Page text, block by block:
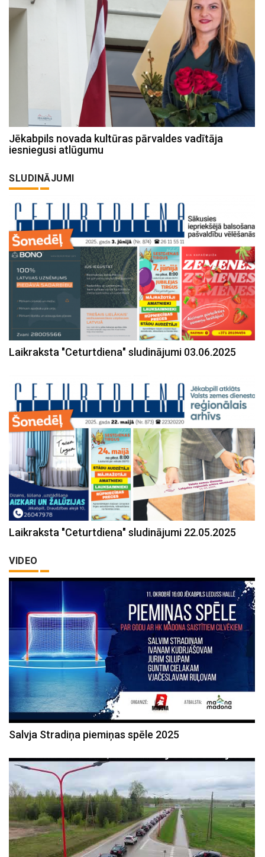
Jēkabpils novada kultūras pārvaldes vadītāja
iesniegusi atlūgumu
SLUDINĀJUMI
Laikraksta "Ceturtdiena" sludinājumi 03.06.2025
Laikraksta "Ceturtdiena" sludinājumi 22.05.2025
VIDEO
Salvja Stradiņa piemiņas spēle 2025